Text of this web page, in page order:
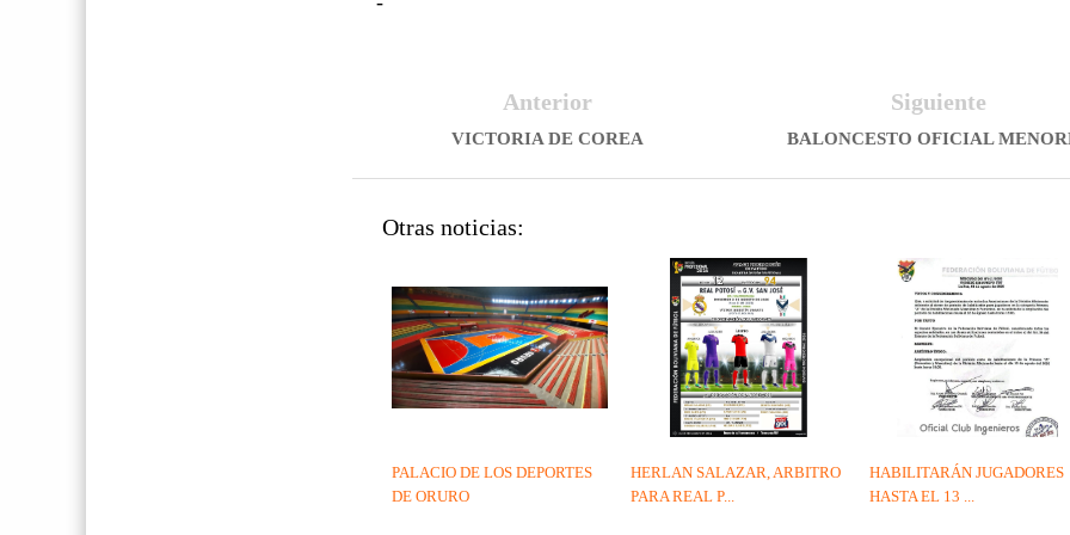
Siguiente
BALONCESTO OFICIAL
Anterior
VICTORIA DE COREA
Otras noticias:
HABILITARÁN JUGADORES
HASTA EL 13 ...
HERLAN SALAZAR, ARBITRO
PARA REAL P...
PALACIO DE LOS DEPORTES
DE ORURO